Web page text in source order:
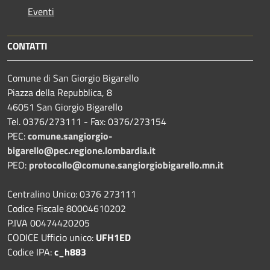
Eventi
CONTATTI
Comune di San Giorgio Bigarello
Piazza della Repubblica, 8
46051 San Giorgio Bigarello
Tel. 0376/273111 - Fax: 0376/273154
PEC:comune.sangiorgio-
bigarello@pec.regione.lombardia.it
PEO: protocollo@comune.sangiorgiobigarello.mn.it
Centralino Unico: 0376 273111
Codice Fiscale 80004610202
P.IVA 00474420205
CODICE Ufficio unico: UFH1ED
Codice IPA:c_h883